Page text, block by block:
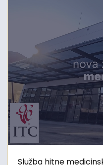
Služba hitne